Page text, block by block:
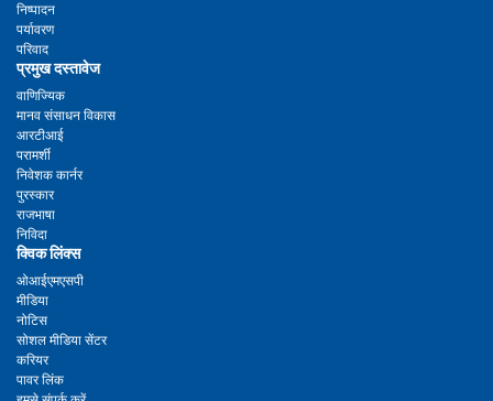
निष्पादन
पर्यावरण
परिवाद
प्रमुख दस्तावेज
वाणिज्यिक
मानव संसाधन विकास
आरटीआई
परामर्शी
निवेशक कार्नर
पुरस्कार
राजभाषा
निविदा
क्विक लिंक्स
ओआईएमएसपी
मीडिया
नोटिस
सोशल मीडिया सेंटर
करियर
पावर लिंक